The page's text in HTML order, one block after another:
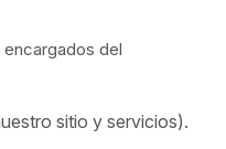
del
sitio y servicios).